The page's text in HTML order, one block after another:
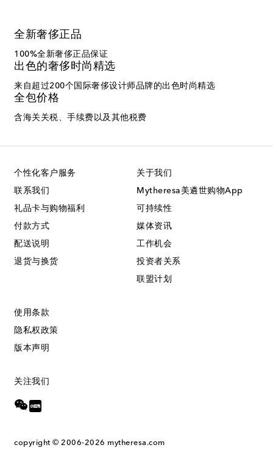
全新奢侈正品
100%全新奢侈正品保证
出色的奢侈时尚精选
来自超过200个国际奢侈设计师品牌的出色时尚精选
全包价格
含海关关税、手续费以及其他税费
个性化客户服务
联系我们
礼品卡与购物福利
付款方式
配送说明
退货与换货
关于我们
Mytheresa美遴世购物App
可持续性
媒体资讯
工作机会
投资者关系
联盟计划
使用条款
隐私权政策
版本声明
关注我们
copyright © 2006-2026 mytheresa.com